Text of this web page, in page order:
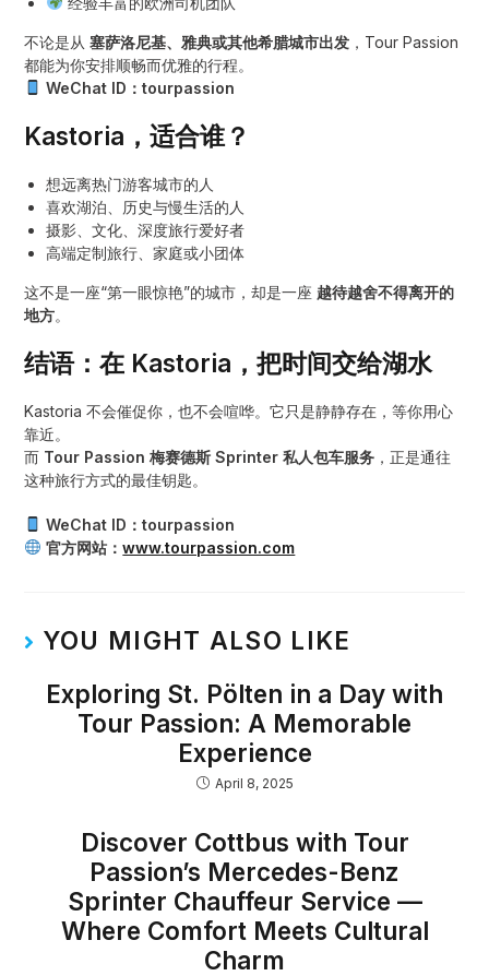
不论是从塞萨洛尼基、雅典或其他希腊城市出发 ，Tour Passion
都能为你安排顺畅而优雅的行程。
WeChat ID：tourpassion
Kastoria，适合谁？
想远离热门游客城市的人
喜欢湖泊、历史与慢生活的人
摄影、文化、深度旅行爱好者
高端定制旅行、家庭或小团体
这不是一座“第一眼惊艳”的城市，却是一座 越待越舍不得离开的
地方。
结语：在 Kastoria，把时间交给湖水
Kastoria 不会催促你，也不会喧哗。它只是静静存在，等你用心
靠近。
而 Tour Passion 梅赛德斯 Sprinter 私人包车服务 ，正是通往
这种旅行方式的最佳钥匙。
WeChat ID：tourpassion
官方网站：www.tourpassion.com
YOU MIGHT ALSO LIKE
Exploring St. Pölten in a Day with
Tour Passion: A Memorable
Experience
April 8, 2025
Discover Cottbus with Tour
Passion’s Mercedes-Benz
Sprinter Chauffeur Service —
Where Comfort Meets Cultural
Charm